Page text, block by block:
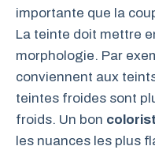
importante que la
La teinte doit mettre
morphologie. Par
conviennent aux
teintes froides sont
froids. Un bon
les nuances les plus